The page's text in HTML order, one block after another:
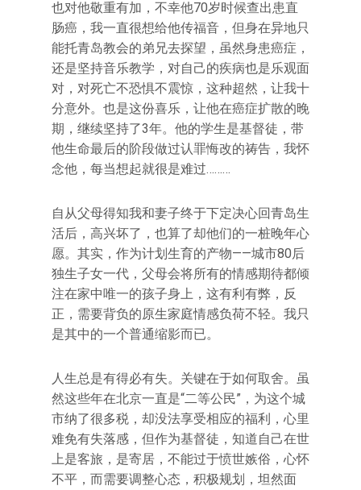
也对他敬重有加，不幸他70岁时候查出患直
肠癌，我一直很想给他传福音，但身在异地只
能托青岛教会的弟兄去探望，虽然身患癌症，
还是坚持音乐教学，对自己的疾病也是乐观面
对，对死亡不恐惧不震惊，这种超然，让我十
分意外。也是这份喜乐，让他在癌症扩散的晚
期，继续坚持了3年。他的学生是基督徒，带
他生命最后的阶段做过认罪悔改的祷告，我怀
念他，每当想起就很是难过………
自从父母得知我和妻子终于下定决心回青岛生
活后，高兴坏了，也算了却他们的一桩晚年心
愿。其实，作为计划生育的产物——城市80后
独生子女一代，父母会将所有的情感期待都倾
注在家中唯一的孩子身上，这有利有弊，反
正，需要背负的原生家庭情感负荷不轻。我只
是其中的一个普通缩影而已。
人生总是有得必有失。关键在于如何取舍。虽
然这些年在北京一直是“二等公民”，为这个城
市纳了很多税，却没法享受相应的福利，心里
难免有失落感，但作为基督徒，知道自己在世
上是客旅，是寄居，不能过于愤世嫉俗，心怀
不平，而需要调整心态，积极规划，坦然面